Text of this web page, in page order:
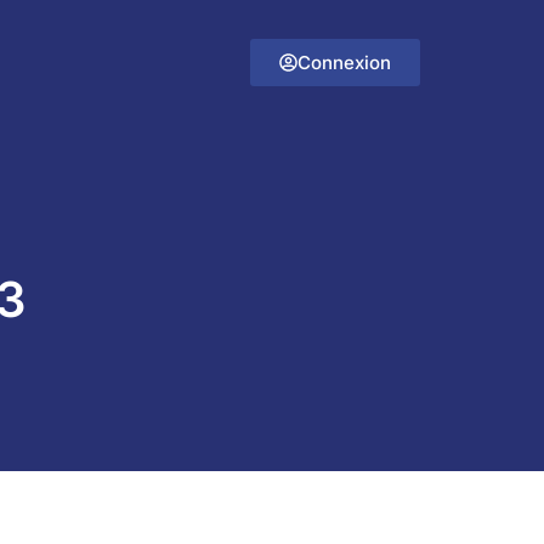
Connexion